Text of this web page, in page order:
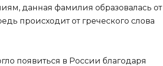
данная фамилия образовалась от
происходит от греческого слова
появиться в России благодаря